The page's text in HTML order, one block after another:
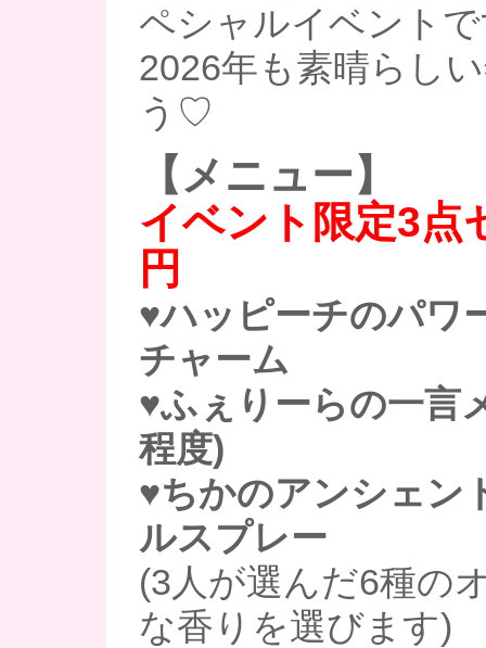
ペシャルイベント
2026年も素晴らし
う♡
【メニュー】
イベント限定3点
円
♥ハッピーチのパワ
チャーム
♥ふぇりーらの一言
程度)
♥ちかのアンシェン
ルスプレー
(3人が選んだ6種の
な香りを選びます)